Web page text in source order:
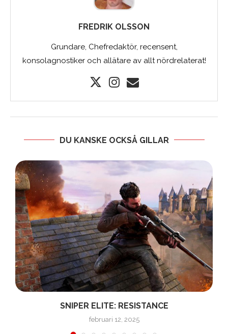
FREDRIK OLSSON
Grundare, Chefredaktör, recensent,
konsolagnostiker och allätare av allt nördrelaterat!
DU KANSKE OCKSÅ GILLAR
SNIPER ELITE: RESISTANCE
februari 12, 2025